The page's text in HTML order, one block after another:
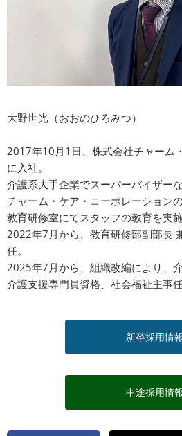
大野世光（おおのひろみつ）
2017年10月1日、株式会社チャーム
に入社。
介護系大手企業でスーパーバイザーな
チャーム・ケア・コーポレーション
教育研修室にてスタッフの教育を実施
2022年7月から、教育研修部副部長
任。
2025年7月から、組織改編により、
介護支援専門員資格、社会福祉主事
新卒採用情
中途採用情